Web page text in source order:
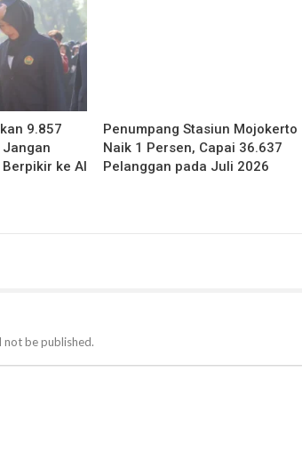
9.857
Jangan
ke AI
Penumpang Stasiun Mojokerto
Naik 1 Persen, Capai 36.637
Pelanggan pada Juli 2026
not be published.